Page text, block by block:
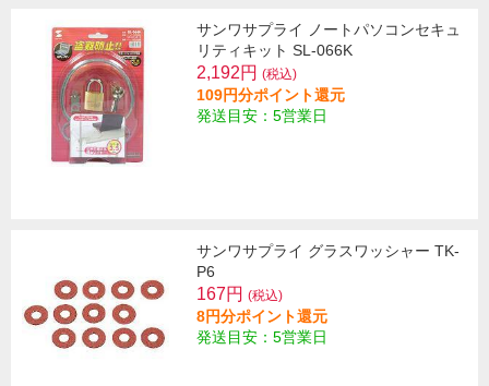
サンワサプライ ノートパソコンセキュ
リティキット SL-066K
2,192円 (税込)
109円分ポイント還元
発送目安：5営業日
サンワサプライ グラスワッシャー TK-
P6
167円 (税込)
8円分ポイント還元
発送目安：5営業日